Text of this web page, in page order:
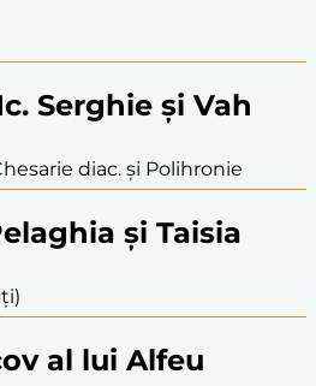
Serghie și Vah
diac. și Polihronie
și Taisia
al lui Alfeu